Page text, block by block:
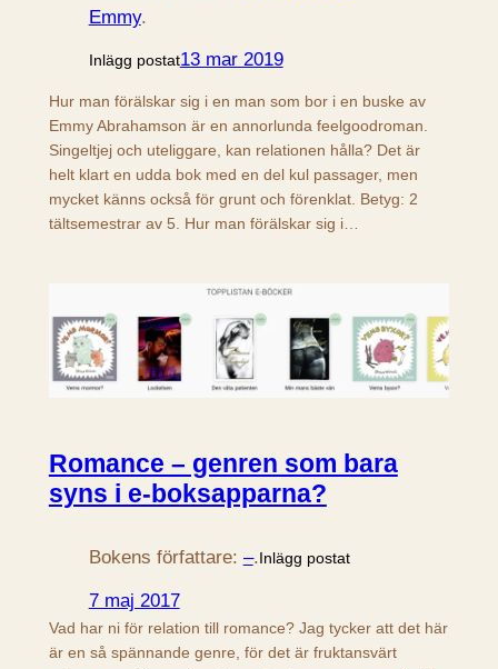
Emmy.
Inlägg postat13 mar 2019
Hur man förälskar sig i en man som bor i en buske av
Emmy Abrahamson är en annorlunda feelgoodroman.
Singeltjej och uteliggare, kan relationen hålla? Det är
helt klart en udda bok med en del kul passager, men
mycket känns också för grunt och förenklat. Betyg: 2
tältsemestrar av 5. Hur man förälskar sig i…
Romance – genren som bara
syns i e-boksapparna?
Bokens författare: –.Inlägg postat
7 maj 2017
Vad har ni för relation till romance? Jag tycker att det här
är en så spännande genre, för det är fruktansvärt